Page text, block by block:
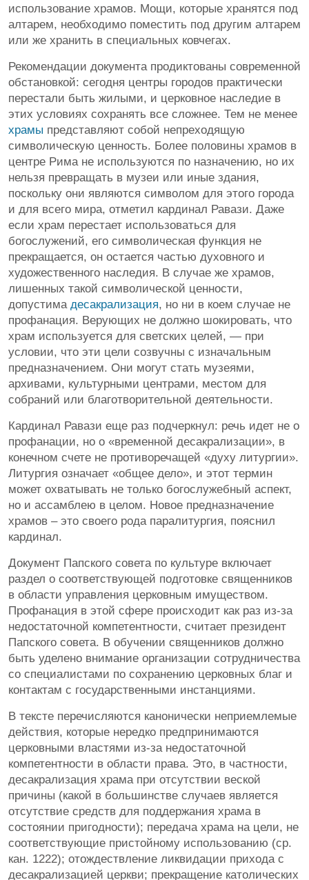
использование храмов. Мощи, которые хранятся под
алтарем, необходимо поместить под другим алтарем
или же хранить в специальных ковчегах.
Рекомендации документа продиктованы современной
обстановкой: сегодня центры городов практически
перестали быть жилыми, и церковное наследие в
этих условиях сохранять все сложнее. Тем не менее
храмы представляют собой непреходящую
символическую ценность. Более половины храмов в
центре Рима не используются по назначению, но их
нельзя превращать в музеи или иные здания,
поскольку они являются символом для этого города
и для всего мира, отметил кардинал Равази. Даже
если храм перестает использоваться для
богослужений, его символическая функция не
прекращается, он остается частью духовного и
художественного наследия. В случае же храмов,
лишенных такой символической ценности,
допустима десакрализация, но ни в коем случае не
профанация. Верующих не должно шокировать, что
храм используется для светских целей, — при
условии, что эти цели созвучны с изначальным
предназначением. Они могут стать музеями,
архивами, культурными центрами, местом для
собраний или благотворительной деятельности.
Кардинал Равази еще раз подчеркнул: речь идет не о
профанации, но о «временной десакрализации», в
конечном счете не противоречащей «духу литургии».
Литургия означает «общее дело», и этот термин
может охватывать не только богослужебный аспект,
но и ассамблею в целом. Новое предназначение
храмов – это своего рода паралитургия, пояснил
кардинал.
Документ Папского совета по культуре включает
раздел о соответствующей подготовке священников
в области управления церковным имуществом.
Профанация в этой сфере происходит как раз из-за
недостаточной компетентности, считает президент
Папского совета. В обучении священников должно
быть уделено внимание организации сотрудничества
со специалистами по сохранению церковных благ и
контактам с государственными инстанциями.
В тексте перечисляются канонически неприемлемые
действия, которые нередко предпринимаются
церковными властями из-за недостаточной
компетентности в области права. Это, в частности,
десакрализация храма при отсутствии веской
причины (какой в большинстве случаев является
отсутствие средств для поддержания храма в
состоянии пригодности); передача храма на цели, не
соответствующие пристойному использованию (ср.
кан. 1222); отождествление ликвидации прихода с
десакрализацией церкви; прекращение католических